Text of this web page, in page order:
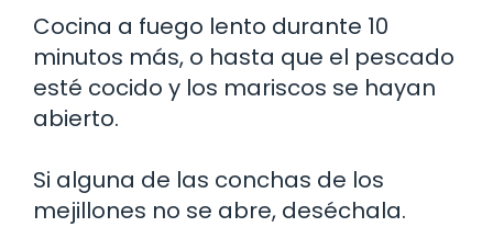
Cocina a fuego lento durante 10
minutos más, o hasta que el pescado
esté cocido y los mariscos se hayan
abierto.
Si alguna de las conchas de los
mejillones no se abre, deséchala.